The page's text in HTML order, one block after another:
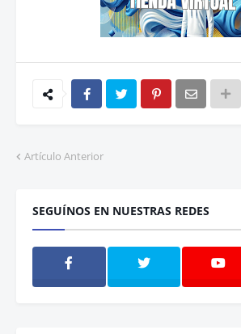
Artículo Anterior
SEGUÍNOS EN NUESTRAS REDES